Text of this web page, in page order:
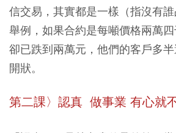
信交易，其實都是一樣（指沒有
舉例，如果合約是每噸價格兩萬
卻已跌到兩萬元，他們的客戶多
開狀。
第二課〉認真 做事業 有心就